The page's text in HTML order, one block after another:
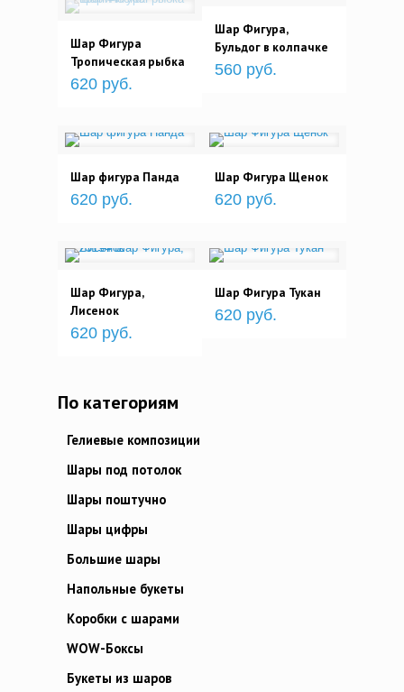
Шар Фигура
Тропическая рыбка
620 руб.
Шар Фигура,
Бульдог в колпачке
560 руб.
Шар фигура Панда
620 руб.
Шар Фигура Щенок
620 руб.
Шар Фигура,
Лисенок
620 руб.
Шар Фигура Тукан
620 руб.
По категориям
Гелиевые композиции
Шары под потолок
Шары поштучно
Шары цифры
Большие шары
Напольные букеты
Коробки с шарами
WOW-Боксы
Букеты из шаров